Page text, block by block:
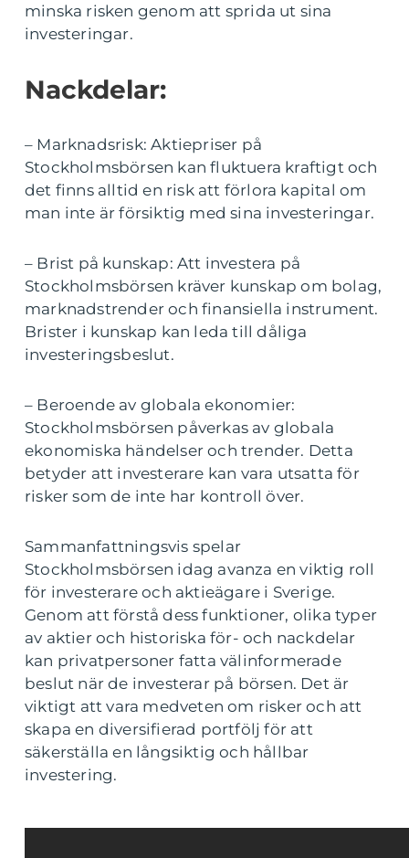
minska risken genom att sprida ut sina
investeringar.
Nackdelar:
– Marknadsrisk: Aktiepriser på
Stockholmsbörsen kan fluktuera kraftigt och
det finns alltid en risk att förlora kapital om
man inte är försiktig med sina investeringar.
– Brist på kunskap: Att investera på
Stockholmsbörsen kräver kunskap om bolag,
marknadstrender och finansiella instrument.
Brister i kunskap kan leda till dåliga
investeringsbeslut.
– Beroende av globala ekonomier:
Stockholmsbörsen påverkas av globala
ekonomiska händelser och trender. Detta
betyder att investerare kan vara utsatta för
risker som de inte har kontroll över.
Sammanfattningsvis spelar
Stockholmsbörsen idag avanza en viktig roll
för investerare och aktieägare i Sverige.
Genom att förstå dess funktioner, olika typer
av aktier och historiska för- och nackdelar
kan privatpersoner fatta välinformerade
beslut när de investerar på börsen. Det är
viktigt att vara medveten om risker och att
skapa en diversifierad portfölj för att
säkerställa en långsiktig och hållbar
investering.